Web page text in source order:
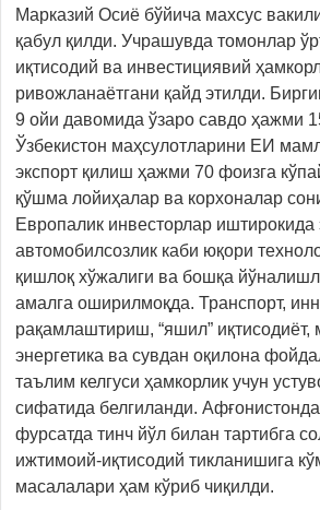
Марказий Осиё бўйича махсус
қабул қилди. Учрашувда томонлар
иқтисодий ва инвестициявий
ривожланаётгани қайд этилди.
9 ойи давомида ўзаро савдо ҳажми
Ўзбекистон маҳсулотларини ЕИ
экспорт қилиш ҳажми 70 фоизга
қўшма лойиҳалар ва корхоналар
Европалик инвесторлар иштирокида
автомобилсозлик каби юқори
қишлоқ хўжалиги ва бошқа
амалга оширилмоқда. Транспорт,
рақамлаштириш, “яшил” иқтисодиёт,
энергетика ва сувдан оқилона
таълим келгуси ҳамкорлик учун
сифатида белгиланди.
фурсатда тинч йўл билан тартибга
ижтимоий-иқтисодий тикланишига
масалалари ҳам кўриб чиқилди.